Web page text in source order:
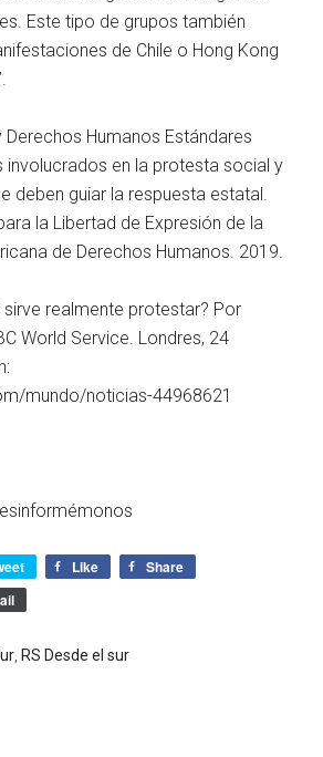
Este tipo de grupos también
de Chile o Hong Kong
Derechos Humanos Estándares
involucrados en la protesta social y
deben guiar la respuesta estatal.
la Libertad de Expresión de la
de Derechos Humanos. 2019.
sirve realmente protestar? Por
World Service. Londres, 24
mundo/noticias-44968621
Like
Share
RS Desde el sur